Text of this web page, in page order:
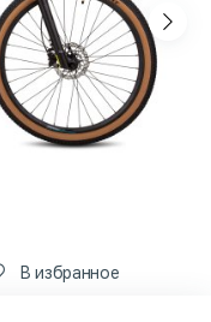
В избранное